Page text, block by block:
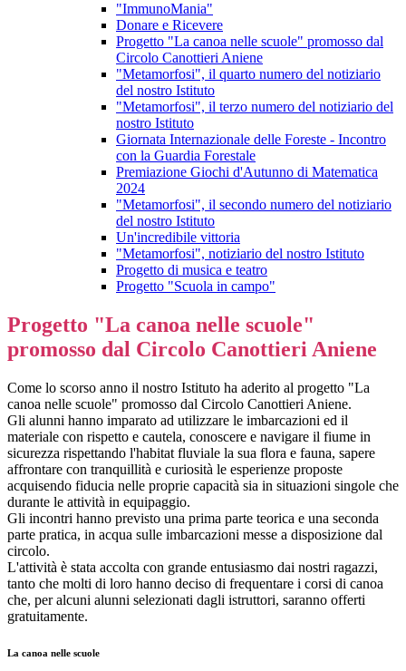
"ImmunoMania"
Donare e Ricevere
Progetto "La canoa nelle scuole" promosso dal
Circolo Canottieri Aniene
"Metamorfosi", il quarto numero del notiziario
del nostro Istituto
"Metamorfosi", il terzo numero del notiziario del
nostro Istituto
Giornata Internazionale delle Foreste - Incontro
con la Guardia Forestale
Premiazione Giochi d'Autunno di Matematica
2024
"Metamorfosi", il secondo numero del notiziario
del nostro Istituto
Un'incredibile vittoria
"Metamorfosi", notiziario del nostro Istituto
Progetto di musica e teatro
Progetto "Scuola in campo"
Progetto "La canoa nelle scuole"
promosso dal Circolo Canottieri Aniene
Come lo scorso anno il nostro Istituto ha aderito al progetto "La
canoa nelle scuole" promosso dal Circolo Canottieri Aniene.
Gli alunni hanno imparato ad utilizzare le imbarcazioni ed il
materiale con rispetto e cautela, conoscere e navigare il fiume in
sicurezza rispettando l'habitat fluviale la sua flora e fauna, sapere
affrontare con tranquillità e curiosità le esperienze proposte
acquisendo fiducia nelle proprie capacità sia in situazioni singole che
durante le attività in equipaggio.
Gli incontri hanno previsto una prima parte teorica e una seconda
parte pratica, in acqua sulle imbarcazioni messe a disposizione dal
circolo.
L'attività è stata accolta con grande entusiasmo dai nostri ragazzi,
tanto che molti di loro hanno deciso di frequentare i corsi di canoa
che, per alcuni alunni selezionati dagli istruttori, saranno offerti
gratuitamente.
La canoa nelle scuole